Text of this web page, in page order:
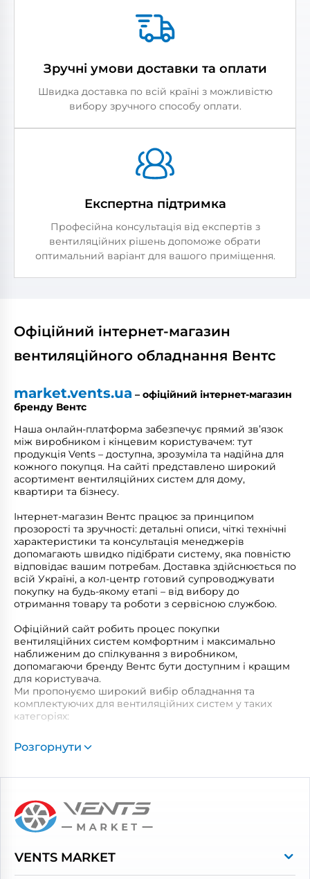
Зручні умови доставки та оплати
Швидка доставка по всій країні з можливістю
вибору зручного способу оплати.
Експертна підтримка
Професійна консультація від експертів з
вентиляційних рішень допоможе обрати
оптимальний варіант для вашого приміщення.
Офіційний інтернет-магазин
вентиляційного обладнання Вентс
market.vents.ua – офіційний інтернет-магазин
бренду Вентс
Наша онлайн-платформа забезпечує прямий зв’язок
між виробником і кінцевим користувачем: тут
продукція Vents – доступна, зрозуміла та надійна для
кожного покупця. На сайті представлено широкий
асортимент вентиляційних систем для дому,
квартири та бізнесу.
Інтернет-магазин Вентс працює за принципом
прозорості та зручності: детальні описи, чіткі технічні
характеристики та консультація менеджерів
допомагають швидко підібрати систему, яка повністю
відповідає вашим потребам. Доставка здійснюється по
всій Україні, а кол-центр готовий супроводжувати
покупку на будь-якому етапі – від вибору до
отримання товару та роботи з сервісною службою.
Офіційний сайт робить процес покупки
вентиляційних систем комфортним і максимально
наближеним до спілкування з виробником,
допомагаючи бренду Вентс бути доступним і кращим
для користувача.
Ми пропонуємо широкий вибір обладнання та
комплектуючих для вентиляційних систем у таких
категоріях:
Вентиляційні установки
Промислова вентиляція
Повітропроводи та монтажні елементи
Розгорнути
VENTS MARKET